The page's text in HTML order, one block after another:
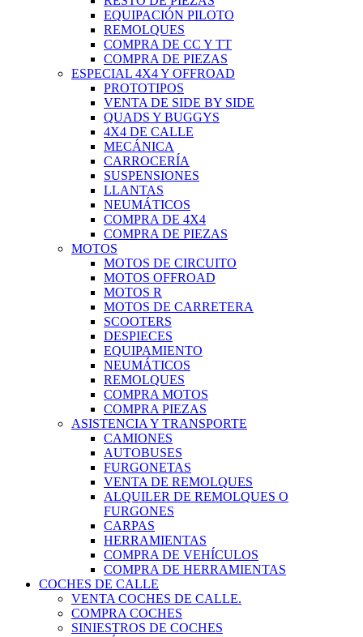
EQUIPACIÓN PILOTO
REMOLQUES
COMPRA DE CC Y TT
COMPRA DE PIEZAS
ESPECIAL 4X4 Y OFFROAD
PROTOTIPOS
VENTA DE SIDE BY SIDE
QUADS Y BUGGYS
4X4 DE CALLE
MECÁNICA
CARROCERÍA
SUSPENSIONES
LLANTAS
NEUMÁTICOS
COMPRA DE 4X4
COMPRA DE PIEZAS
MOTOS
MOTOS DE CIRCUITO
MOTOS OFFROAD
MOTOS R
MOTOS DE CARRETERA
SCOOTERS
DESPIECES
EQUIPAMIENTO
NEUMÁTICOS
REMOLQUES
COMPRA MOTOS
COMPRA PIEZAS
ASISTENCIA Y TRANSPORTE
CAMIONES
AUTOBUSES
FURGONETAS
VENTA DE REMOLQUES
ALQUILER DE REMOLQUES O
FURGONES
CARPAS
HERRAMIENTAS
COMPRA DE VEHÍCULOS
COMPRA DE HERRAMIENTAS
COCHES DE CALLE
VENTA COCHES DE CALLE.
COMPRA COCHES
SINIESTROS DE COCHES